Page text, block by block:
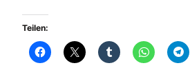
Teilen: